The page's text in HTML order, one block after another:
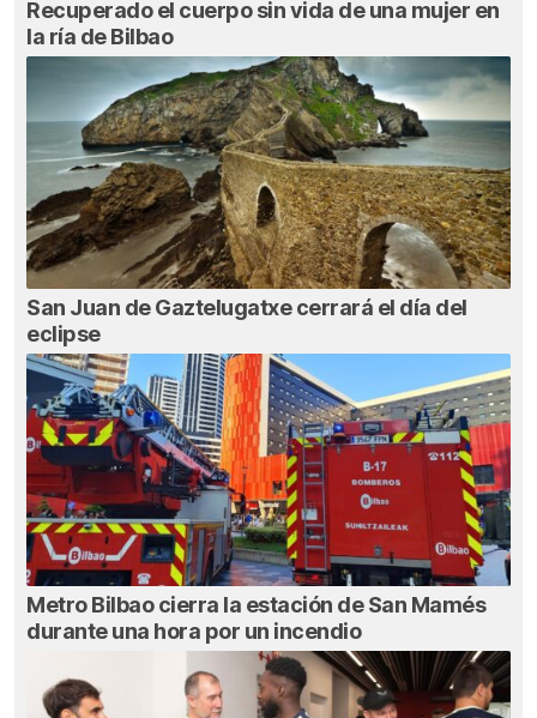
Recuperado el cuerpo sin vida de una mujer en
la ría de Bilbao
San Juan de Gaztelugatxe cerrará el día del
eclipse
Metro Bilbao cierra la estación de San Mamés
durante una hora por un incendio